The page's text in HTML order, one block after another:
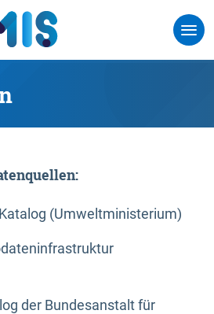
(Umweltministerium)
der Bundesanstalt für